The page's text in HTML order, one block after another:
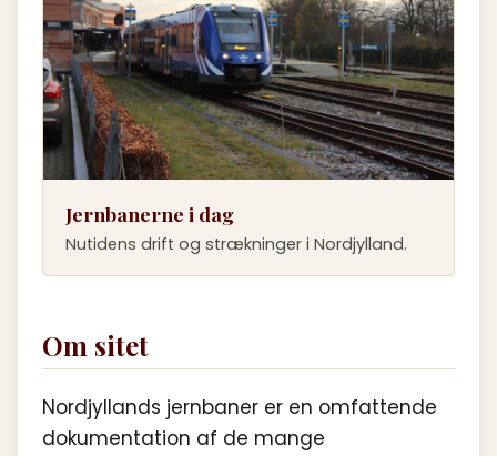
Jernbanerne i dag
Nutidens drift og strækninger i Nordjylland.
Om sitet
Nordjyllands jernbaner er en omfattende
dokumentation af de mange